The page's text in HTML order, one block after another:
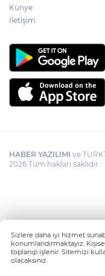
Künye
İletişim
HABER YAZILIMI ve
2026 Tüm hakları saklıdır.
Sizlere daha iyi hizmet
konumlandırmaktayız.
toplanıp işlenir. Sitemizi
olacaksınız.